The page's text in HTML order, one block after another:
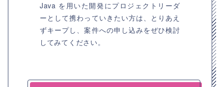
Java を用いた開発にプロジェクトリーダ
ーとして携わっていきたい方は、とりあえ
ずキープし、案件への申し込みをぜひ検討
してみてください。